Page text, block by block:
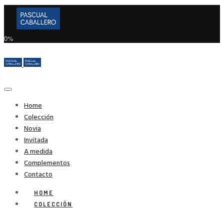
0%
Home
Colección
Novia
Invitada
A medida
Complementos
Contacto
HOME
COLECCIÓN